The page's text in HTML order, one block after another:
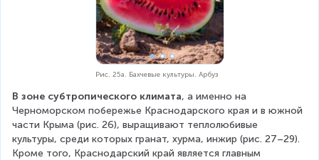
Рис. 25а. Бахчевые культуры. Арбуз
В зоне субтропического климата, а именно на
Черноморском побережье Краснодарского края и в южной
части Крыма (рис. 26), выращивают теплолюбивые
культуры, среди которых гранат, хурма, инжир (рис. 27–29).
Кроме того, Краснодарский край является главным